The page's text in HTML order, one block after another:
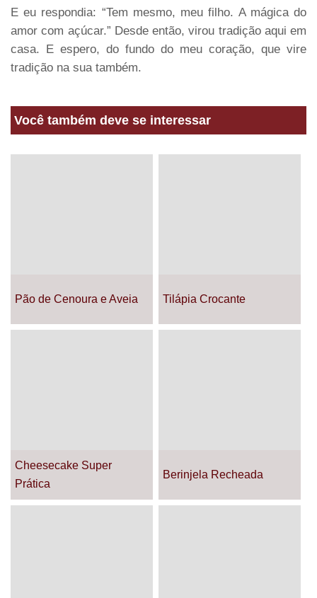
E eu respondia: “Tem mesmo, meu filho. A mágica do
amor com açúcar.” Desde então, virou tradição aqui em
casa. E espero, do fundo do meu coração, que vire
tradição na sua também.
Você também deve se interessar
Pão de Cenoura e Aveia Tilápia Crocante
Cheesecake Super
Prática
Berinjela Recheada